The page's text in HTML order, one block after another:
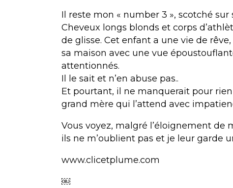
Il reste mon « number 3 », scotché sur
Cheveux longs blonds et corps
de glisse. Cet enfant a une vie de
sa maison avec une vue
attentionnés.
Il le sait et n’en abuse pas..
Et pourtant, il ne manquerait pour
grand mère qui l’attend avec
Vous voyez, malgré l’éloignement de
ils ne m’oublient pas et je leur garde
www.clicetplume.com
￼